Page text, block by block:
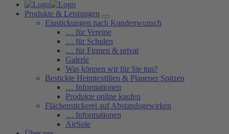
Produkte & Leistungen
Einstickungen nach Kundenwunsch
… für Vereine
… für Schulen
… für Firmen & privat
Galerie
Was können wir für Sie tun?
Bestickte Heimtextilien & Plauener Spitzen
… Informationen
Produkte online kaufen
Flächenstickerei auf Abstandsgewirken
… Informationen
AirSole